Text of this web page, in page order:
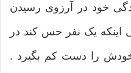
خود در آرزوی رسیدن
اینکه یک نفر حس کند در
را دست کم بگیرد .